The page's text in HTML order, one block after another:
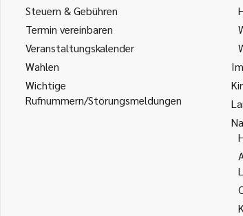
Steuern & Gebühren
Termin vereinbaren
Veranstaltungskalender
Wahlen
Wichtige
Rufnummern/Störungsmeldungen